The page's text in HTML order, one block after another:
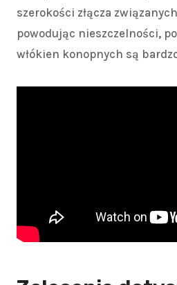
szerokości złącza
powodując nieszczelności,
włókien konopnych są